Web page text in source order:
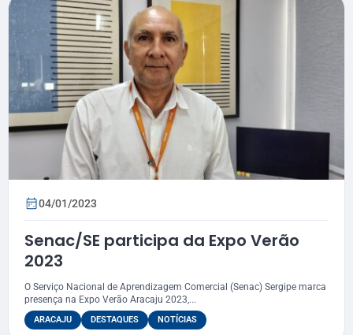
04/01/2023
Senac/SE participa da Expo Verão
2023
O Serviço Nacional de Aprendizagem Comercial (Senac) Sergipe marca
presença na Expo Verão Aracaju 2023,...
ARACAJU DESTAQUES NOTÍCIAS